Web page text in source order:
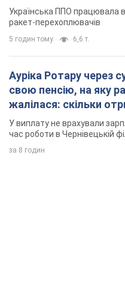
Українська ППО працювала
ракет-перехоплювачів
5 годин тому 6,6 т.
Ауріка Ротару через
свою пенсію, на яку
жалілася: скільки
співачка
У виплату не врахували
час роботи в Чернівецькій
за 8 годин